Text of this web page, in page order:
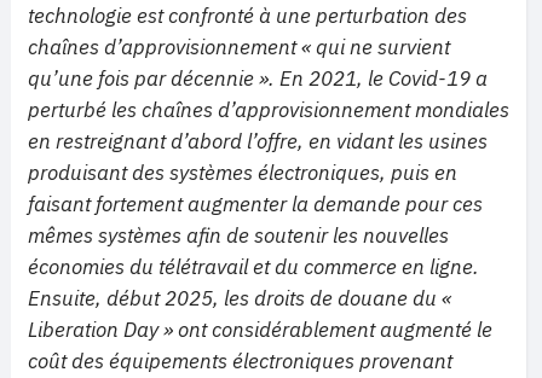
technologie est confronté à une perturbation des
chaînes d’approvisionnement « qui ne survient
qu’une fois par décennie ». En 2021, le Covid-19 a
perturbé les chaînes d’approvisionnement mondiales
en restreignant d’abord l’offre, en vidant les usines
produisant des systèmes électroniques, puis en
faisant fortement augmenter la demande pour ces
mêmes systèmes afin de soutenir les nouvelles
économies du télétravail et du commerce en ligne.
Ensuite, début 2025, les droits de douane du «
Liberation Day » ont considérablement augmenté le
coût des équipements électroniques provenant